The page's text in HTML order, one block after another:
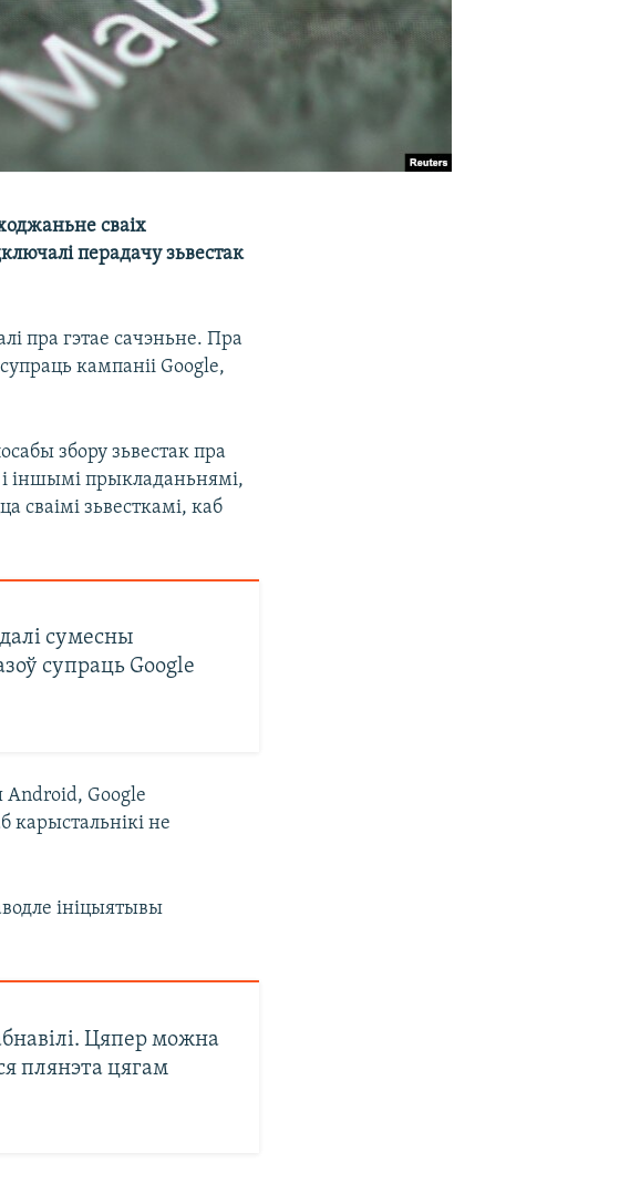
сваіх
перадачу зьвестак
пра гэтае сачэньне. Пра
кампаніі Google,
збору зьвестак пра
іншымі прыкладаньнямі,
сваімі зьвесткамі, каб
сумесны
супраць Google
Android, Google
карыстальнікі не
ініцыятывы
Цяпер можна
плянэта цягам